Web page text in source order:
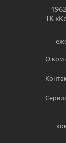
ТК
О